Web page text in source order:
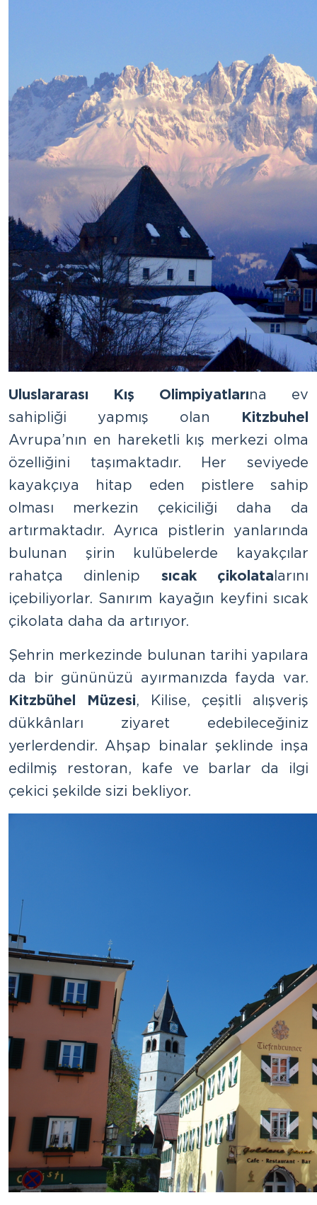
Uluslararası Kış Olimpiyatlarına ev
sahipliği yapmış olan Kitzbuhel
Avrupa’nın en hareketli kış merkezi olma
özelliğini taşımaktadır. Her seviyede
kayakçıya hitap eden pistlere sahip
olması merkezin çekiciliği daha da
artırmaktadır. Ayrıca pistlerin yanlarında
bulunan şirin kulübelerde kayakçılar
rahatça dinlenip sıcak çikolatalarını
içebiliyorlar. Sanırım kayağın keyfini sıcak
çikolata daha da artırıyor.
Şehrin merkezinde bulunan tarihi yapılara
da bir gününüzü ayırmanızda fayda var.
Kitzbühel Müzesi, Kilise, çeşitli alışveriş
dükkânları ziyaret edebileceğiniz
yerlerdendir. Ahşap binalar şeklinde inşa
edilmiş restoran, kafe ve barlar da ilgi
çekici şekilde sizi bekliyor.